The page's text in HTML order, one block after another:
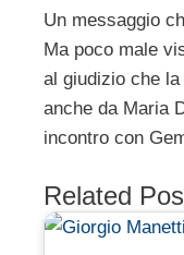
Un messaggio
Ma poco male
al giudizio che
anche da Maria
incontro con
Related